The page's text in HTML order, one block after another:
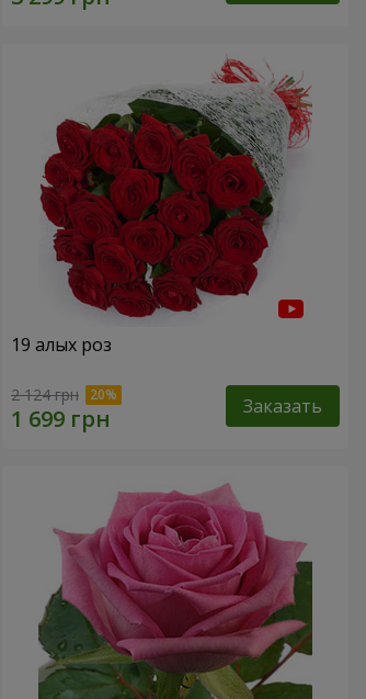
19 алых роз
2 124 грн Заказать